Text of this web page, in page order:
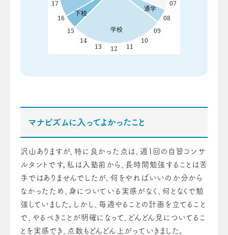
マナビズムに入ってよかったこと
沢山ありますが、特に良かった点は、週1回の自習コンサ
ルタントです。私は入塾前から、長時間勉強することは苦
手ではありませんでしたが、何をやればいいのか分から
なかったため、身についている実感がなく、何となくで勉
強していました。しかし、毎週やることの計画を立てること
で、やるべきことが明確になって、どんどん見についてるこ
とを実感でき、点数もどんどん上がっていきました。